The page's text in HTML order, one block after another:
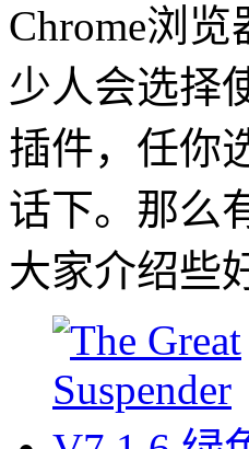
Chrome浏
少人会选择
插件，任你
话下。那么
大家介绍些